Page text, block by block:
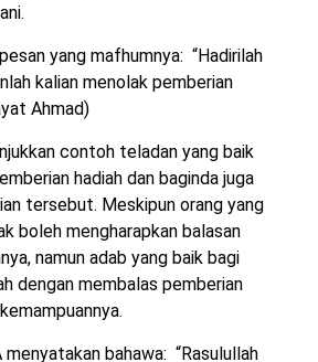
yang mafhumnya: “Hadirilah
kalian menolak pemberian
Ahmad)
contoh teladan yang baik
hadiah dan baginda juga
tersebut. Meskipun orang yang
boleh mengharapkan balasan
namun adab yang baik bagi
dengan membalas pemberian
menyatakan bahawa: “Rasulullah